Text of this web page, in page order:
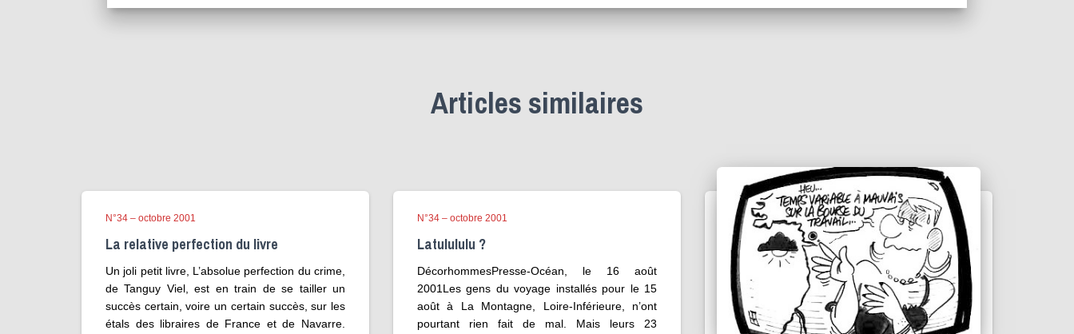
Articles similaires
N°34 – octobre 2001
La relative perfection du livre
Un joli petit livre, L’absolue perfection du crime,
de Tanguy Viel, est en train de se tailler un
succès certain, voire un certain succès, sur les
étals des libraires de France et de Navarre.
N°34 – octobre 2001
Latulululu ?
DécorhommesPresse-Océan, le 16 août
2001Les gens du voyage installés pour le 15
août à La Montagne, Loire-Inférieure, n’ont
pourtant rien fait de mal. Mais leurs 23